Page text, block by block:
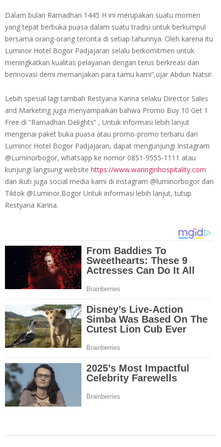
Dalam bulan Ramadhan 1445 H ini merupakan suatu momen
yang tepat berbuka puasa dalam suatu tradisi untuk berkumpul
bersama orang-orang tercinta di setiap tahunnya. Oleh karena itu
Luminor Hotel Bogor Padjajaran selalu berkomitmen untuk
meningkatkan kualitas pelayanan dengan terus berkreasi dan
berinovasi demi memanjakan para tamu kami”,ujar Abdun Natsir.
Lebih spesial lagi tambah Restyana Karina selaku Director Sales
and Marketing juga menyampaikan bahwa Promo Buy 10 Get 1
Free di “Ramadhan Delights” , Untuk informasi lebih lanjut
mengenai paket buka puasa atau promo-promo terbaru dari
Luminor Hotel Bogor Padjajaran, dapat mengunjungi Instagram
@Luminorbogor, whatsapp ke nomor 0851-9555-1111 atau
kunjungi langsung website https://www.waringinhospitality.com
dan ikuti juga social media kami di instagram @luminorbogor dan
Tiktok @Luminor.Bogor Untuk informasi lebih lanjut, tutup
Restyana Karina.